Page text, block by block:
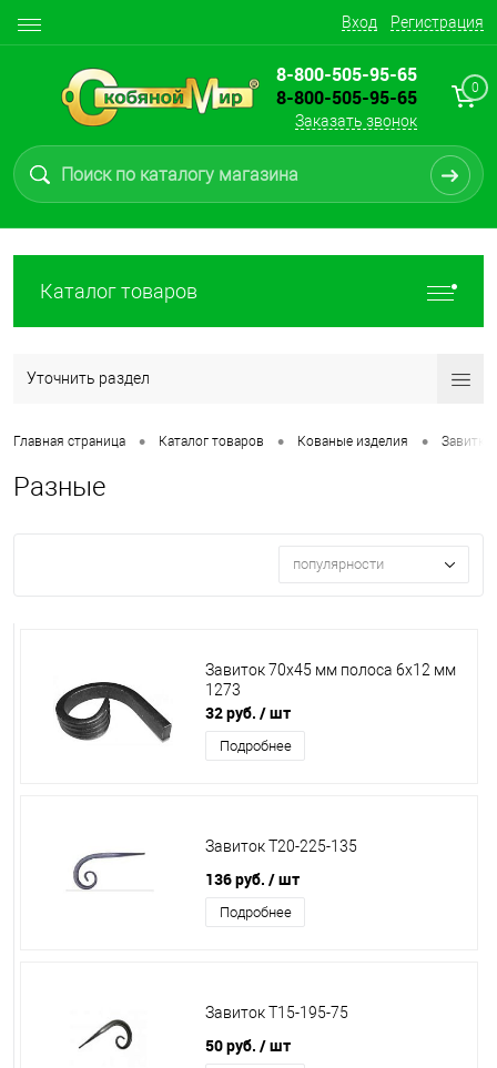
Вход Регистрация
8-800-505-95-65
8-800-505-95-65
Заказать звонок
0
Каталог товаров
Уточнить раздел
Главная страница • Каталог товаров • Кованые изделия • Завитки
Разные
популярности
Завиток 70х45 мм полоса 6х12 мм
1273
32 руб. / шт
Подробнее
Завиток Т20-225-135
136 руб. / шт
Подробнее
Завиток Т15-195-75
50 руб. / шт